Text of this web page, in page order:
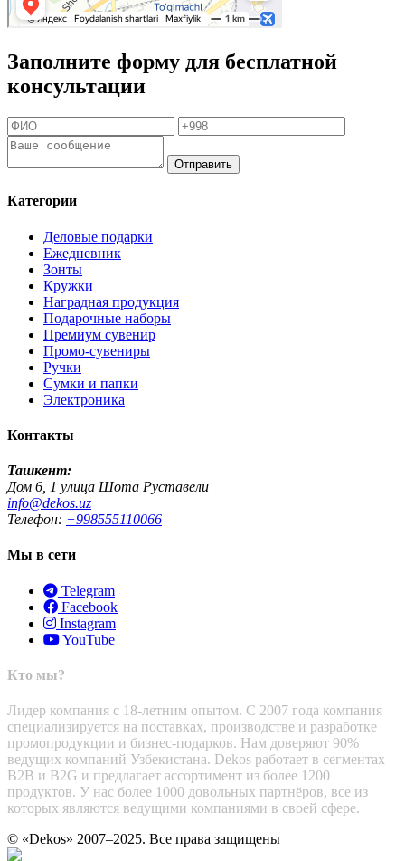
Заполните форму для бесплатной
консультации
Отправить
Категории
Деловые подарки
Ежедневник
Зонты
Кружки
Наградная продукция
Подарочные наборы
Премиум сувенир
Промо-сувениры
Ручки
Сумки и папки
Электроника
Контакты
Ташкент:
Дом 6, 1 улица Шота Руставели
info@dekos.uz
Телефон: +998555110066
Мы в сети
Telegram
Facebook
Instagram
YouTube
Кто мы?
Лидер компания с 18-летним опытом. С 2007 года компания
специализируется на поставках, производстве и разработке
промопродукции и бизнес-подарков. Нам доверяют 90%
ведущих компаний Узбекистана. Dekos работает в сегментах
B2B и B2G и предлагает ассортимент из более 1200
продуктов. У нас более 1000 довольных партнёров, все из
которых являются ведущими компаниями в своей сфере.
© «Dekos» 2007–2025. Все права защищены